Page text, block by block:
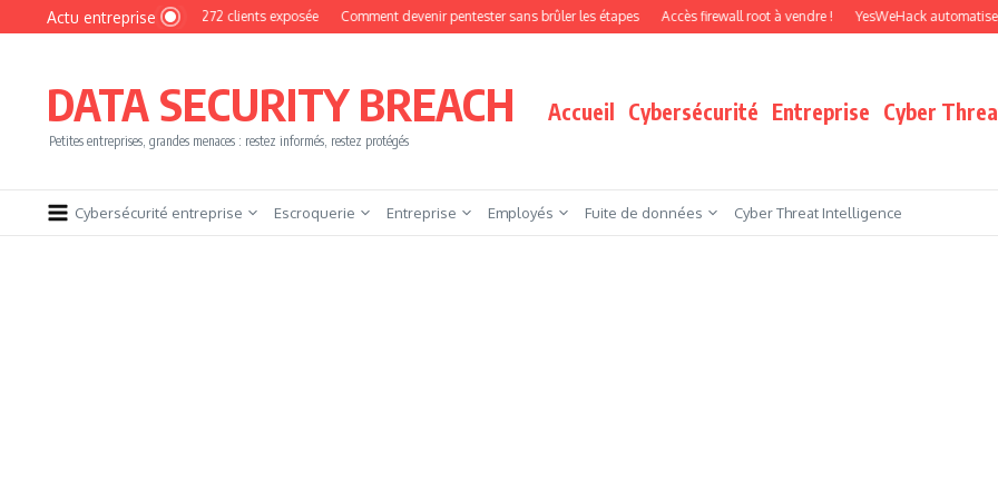
Aller au contenu
Actu entreprise
: une base de 16 272 clients exposée Comment devenir pentester sans brûler les étapes Accès firewall root à vendre ! YesWeHack automatise le pentest par
DATA SECURITY BREACH
Petites entreprises, grandes menaces : restez informés, restez protégés
Accueil Cybersécurité Entreprise Cyber
Cybersécurité entreprise Escroquerie Entreprise Employés Fuite de données Cyber Threat Intelligence